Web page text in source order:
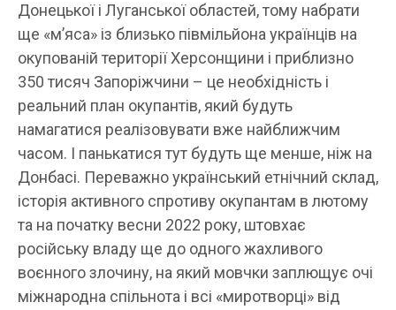
Донецької і Луганської областей, тому набрати
ще «м’яса» із близько півмільйона українців на
окупованій території Херсонщини і приблизно
350 тисяч Запоріжчини – це необхідність і
реальний план окупантів, який будуть
намагатися реалізовувати вже найближчим
часом. І панькатися тут будуть ще менше, ніж на
Донбасі. Переважно український етнічний склад,
історія активного спротиву окупантам в лютому
та на початку весни 2022 року, штовхає
російську владу ще до одного жахливого
воєнного злочину, на який мовчки заплющує очі
міжнародна спільнота і всі «миротворці» від